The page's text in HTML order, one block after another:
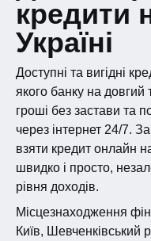
здійснити платіж з
Щоб захистити свої
передавай логін і
Аміго.
кредити
Україні
Доступні та вигідні
якого банку на
гроші без застави та
через інтернет 24/7.
взяти кредит онлайн
швидко і просто,
рівня доходів.
Місцезнаходження
Київ, Шевченківський